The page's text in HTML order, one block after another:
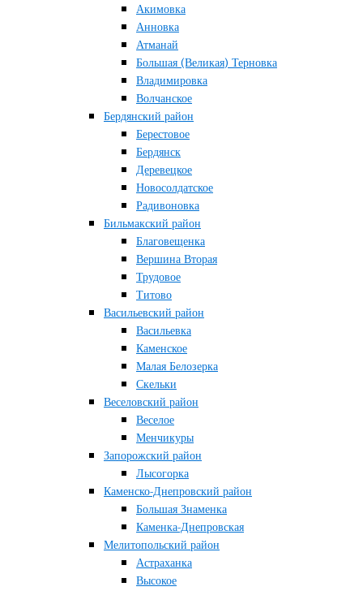
Акимовка
Анновка
Атманай
Большая (Великая) Терновка
Владимировка
Волчанское
Бердянский район
Берестовое
Бердянск
Деревецкое
Новосолдатское
Радивоновка
Бильмакский район
Благовещенка
Вершина Вторая
Трудовое
Титово
Васильевский район
Васильевка
Каменское
Малая Белозерка
Скельки
Веселовский район
Веселое
Менчикуры
Запорожский район
Лысогорка
Каменско-Днепровский район
Большая Знаменка
Каменка-Днепровская
Мелитопольский район
Астраханка
Высокое